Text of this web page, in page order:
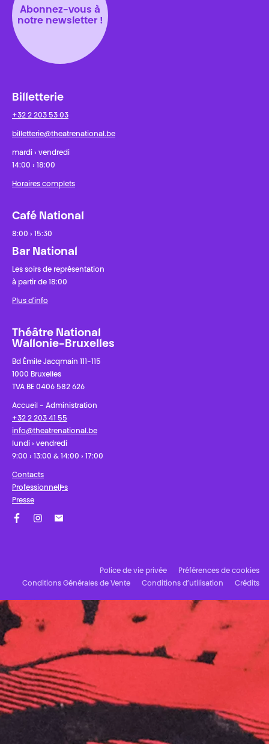
Abonnez-vous à
notre newsletter !
Billetterie
+32 2 203 53 03
billetterie@theatrenational.be
mardi › vendredi
14:00 › 18:00
Horaires complets
Café National
8:00 › 15:30
Bar National
Les soirs de représentation
à partir de 18:00
Plus d'info
Théâtre National
Wallonie-Bruxelles
Bd Émile Jacqmain 111-115
1000 Bruxelles
TVA BE 0406 582 626
Accueil - Administration
+32 2 203 41 55
info@theatrenational.be
lundi › vendredi
9:00 › 13:00 & 14:00 › 17:00
Contacts
Professionnel·les
Presse
Police de vie privée
Préférences de cookies
Conditions Générales de Vente
Conditions d’utilisation Crédits